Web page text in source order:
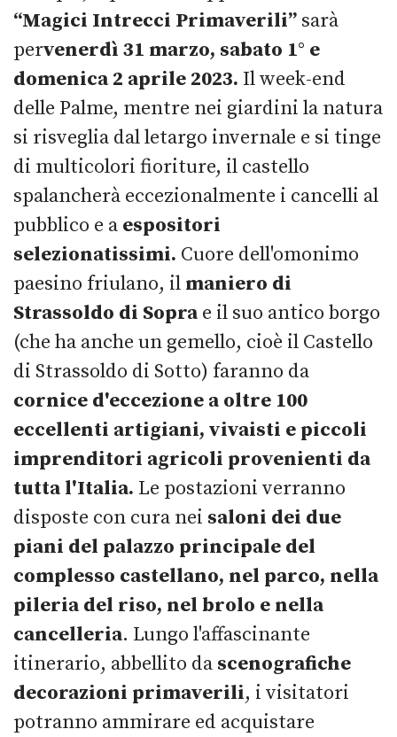
“Magici Intrecci Primaverili” sarà
pervenerdì 31 marzo, sabato 1° e
domenica 2 aprile 2023. Il week-end
delle Palme, mentre nei giardini la natura
si risveglia dal letargo invernale e si tinge
di multicolori fioriture, il castello
spalancherà eccezionalmente i cancelli al
pubblico e a espositori
selezionatissimi. Cuore dell'omonimo
paesino friulano, il maniero di
Strassoldo di Soprae il suo antico borgo
(che ha anche un gemello, cioè il Castello
di Strassoldo di Sotto) faranno da
cornice d'eccezione a oltre 100
eccellenti artigiani, vivaisti e piccoli
imprenditori agricoli provenienti da
tutta l'Italia. Le postazioni verranno
disposte con cura nei saloni dei due
piani del palazzo principale del
complesso castellano, nel parco, nella
pileria del riso, nel brolo e nella
cancelleria. Lungo l'affascinante
itinerario, abbellito da scenografiche
decorazioni primaverili, i visitatori
potranno ammirare ed acquistare